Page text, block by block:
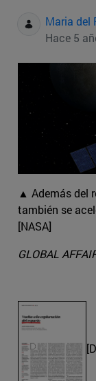
Maria del
Hace 5
▲ Además del
también se
[NASA]
GLOBAL